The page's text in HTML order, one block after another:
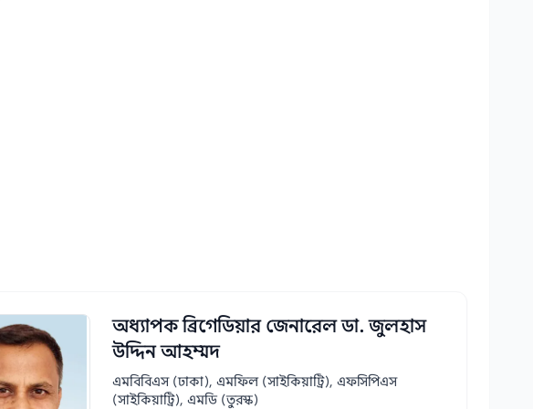
অধ্যাপক ব্রিগেডিয়ার জেনারেল ডা. জুলহাস
উদ্দিন আহম্মদ
এমবিবিএস (ঢাকা), এমফিল (সাইকিয়াট্রি), এফসিপিএস
(সাইকিয়াট্রি), এমডি (তুরস্ক)